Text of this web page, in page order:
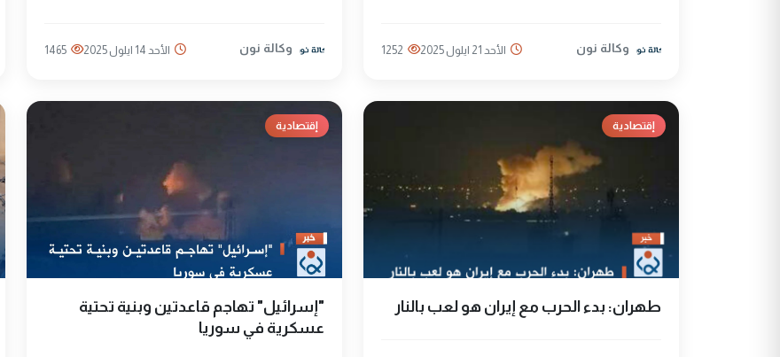
وكالة نون الأحد 21 ايلول 2025 1252 وكالة نون الأحد 14 ايلول 2025 1465
إقتصادية
طهران: بدء الحرب مع إيران هو لعب بالنار
إقتصادية
"إسرائيل" تهاجم قاعدتين وبنية تحتية
عسكرية في سوريا